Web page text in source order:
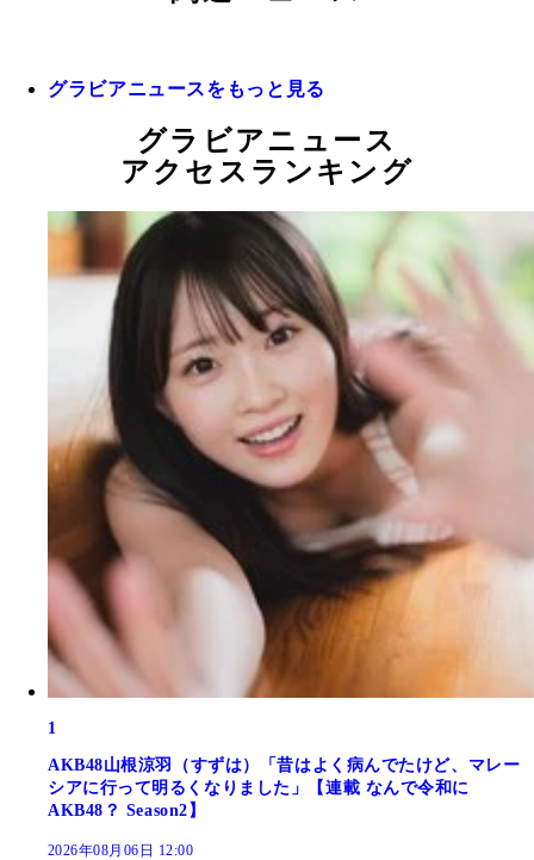
グラビアニュースをもっと見る
グラビアニュース
アクセスランキング
1
AKB48山根涼羽（すずは）「昔はよく病んでたけど、マレー
シアに行って明るくなりました」【連載 なんで令和に
AKB48？ Season2】
2026年08月06日 12:00